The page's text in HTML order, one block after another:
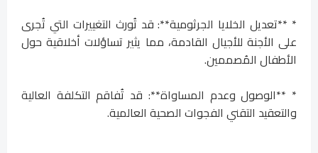
* **تعديل الخلايا الجرثومية**: قد تُورث التغييرات التي تُجرى
على الأجنة للأجيال القادمة، مما يثير تساؤلات أخلاقية حول
الأطفال المُصممين.
* **الوصول وعدم المساواة**: قد تُفاقم التكلفة العالية
والتعقيد التقني الفجوات الصحية العالمية.